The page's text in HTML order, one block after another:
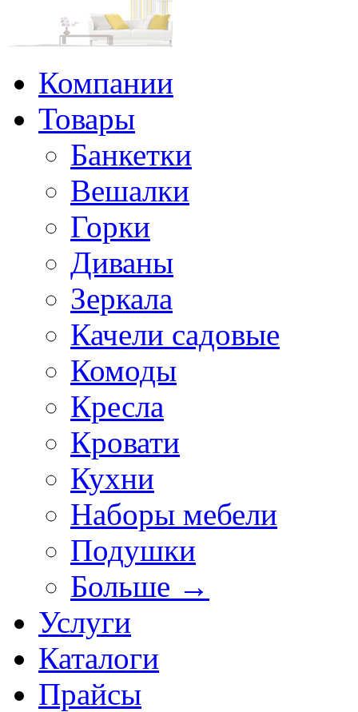
Компании
Товары
Банкетки
Вешалки
Горки
Диваны
Зеркала
Качели садовые
Комоды
Кресла
Кровати
Кухни
Наборы мебели
Подушки
Больше →
Услуги
Каталоги
Прайсы